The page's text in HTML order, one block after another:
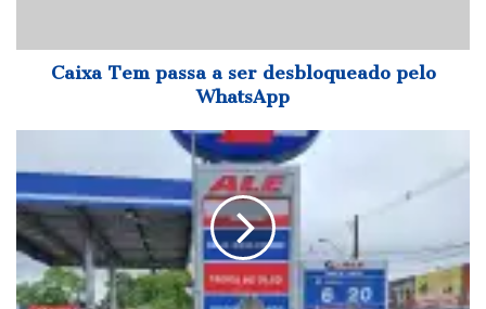
Caixa Tem passa a ser desbloqueado pelo
WhatsApp
relação
dos
postos
com
os